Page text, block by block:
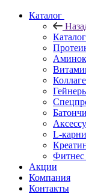
Каталог
Каталог
L-
Фитнес
Акции
Компания
Контакты